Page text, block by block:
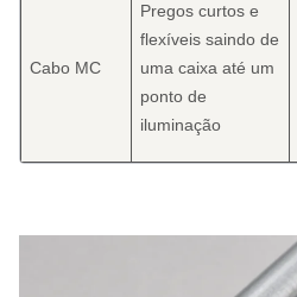
Cabo MC
Pregos curtos e
flexíveis saindo de
uma caixa até um
ponto de
iluminação